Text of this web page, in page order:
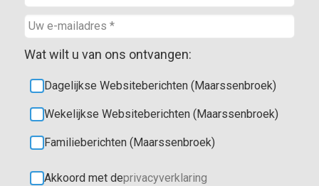
Wat wilt u van ons ontvangen:
Dagelijkse Websiteberichten (Maarssenbroek)
Wekelijkse Websiteberichten (Maarssenbroek)
Familieberichten (Maarssenbroek)
Akkoord met deprivacyverklaring